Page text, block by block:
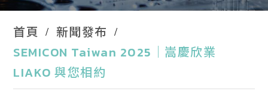
首頁
新聞發布
SEMICON Taiwan 2025｜嵩慶欣業
LIAKO 與您相約